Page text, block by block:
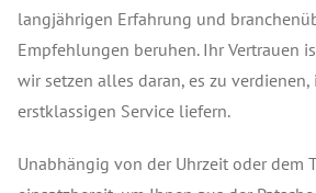
langjährigen Erfahrung und
Empfehlungen beruhen. Ihr Vertrauen
wir setzen alles daran, es zu
erstklassigen Service liefern.
Unabhängig von der Uhrzeit oder dem